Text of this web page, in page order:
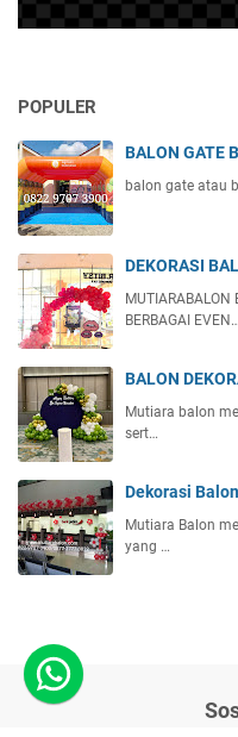
POPULER
BALON GATE
balon gate atau
DEKORASI
MUTIARABALON
BERBAGAI EVEN…
BALON
Mutiara balon
sert…
Dekorasi
Mutiara Balon
yang …